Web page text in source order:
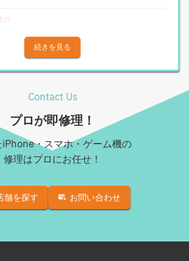
浄作業
他部品修理
ープ、システム復旧
破損修理（軽度）
リー交換
第2世代）
続きを見る
Contact Us
プロが即修理！
・スマホ・ゲーム機の
修理はプロにお任せ！
舗を探す お問い合わせ